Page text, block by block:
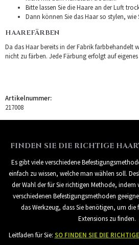
Bitte lassen Sie die Haare an der Luft
Dann können Sie das Haar so stylen, wie
HAAREFÄRBEN
Da das Haar bereits in der Fabrik farbbehandelt
nicht zu färben. Jede Färbung erfolgt auf
Artikelnummer:
217008
FINDEN SIE DIE RICHTIGE
Es gibt viele verschiedene
einfach zu wissen, welche man wählen soll.
der Wahl der für Sie richtigen Methode, indem
verschiedenen Befestigungsmethoden
das Werkzeug, dass Sie benötigen, um die
Extensions zu finden.
Leitfaden für Sie: SO FINDEN SIE DIE